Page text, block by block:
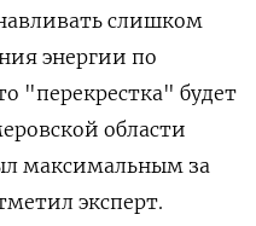
слишком
энергии по
"перекрестка" будет
области
максимальным за
эксперт.